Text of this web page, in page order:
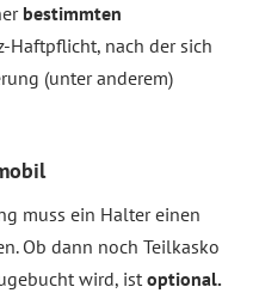
bestimmten
Haftpflicht, nach der sich
(unter anderem)
muss ein Halter einen
Ob dann noch Teilkasko
wird, ist optional.